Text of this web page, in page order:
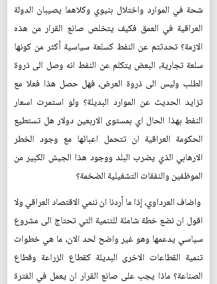
شحة في الموارد واختلال بنيوي وكلاهما يصيبان الدولة
العراقية في العمق فكيف يتخلص صانع القرار من هذه
الازمة؟ تحدثتم عن النفط كسلعة سياسية أكثر من كونها
سلعة تجارية، البعض يتكلم عن النفط انه وصل الى ذروة
الطلب وليس الى ذروة العرض، فهل حصل هذا فعلا مع
تزايد الحديث عن الموارد البديلة؟ ولو استمرت اسعار
النفط بهذا الحال اي بمستوى الاربعين دولار هل تستطيع
الحكومة العراقية ان تتحمل اعبائها مع وجود الخطر
الارهابي الذي يضرب البلد ووجود هذا الجيش الكبير من
الموظفين والنفقات التشغيلية الضخمة؟
واضاف العرداوي، إذا ما أردنا ان ننمي الاقتصاد العراقي ولا
اقول ان نضع خطة شاملة للتنمية التي تحتاج الى مشروع
سياسي يدعمها وهو غير واضح لحد الان، ما هي خطوات
تنمية القطاعات الاخرى البديلة كقطاع الزراعة وقطاع
الصناعة؟ ماذا يجب على صانع القرار ان يعمل في الفترة